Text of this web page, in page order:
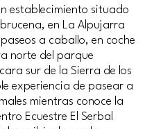
establecimiento situado
en La Alpujarra
a caballo, en coche
norte del parque
sur de la Sierra de los
experiencia de pasear a
mientras conoce la
Ecuestre El Serbal